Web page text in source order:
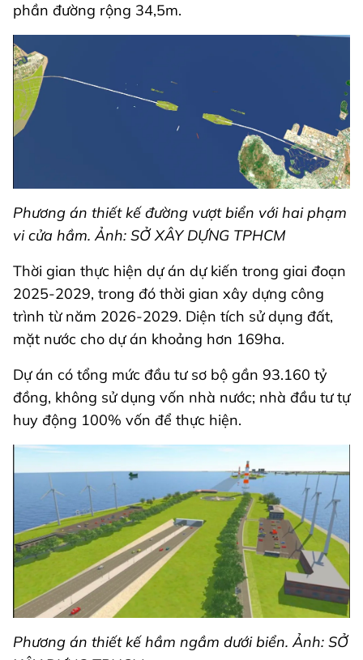
phần đường rộng 34,5m.
Phương án thiết kế đường vượt biển với hai phạm
vi cửa hầm. Ảnh: SỞ XÂY DỰNG TPHCM
Thời gian thực hiện dự án dự kiến trong giai đoạn
2025-2029, trong đó thời gian xây dựng công
trình từ năm 2026-2029. Diện tích sử dụng đất,
mặt nước cho dự án khoảng hơn 169ha.
Dự án có tổng mức đầu tư sơ bộ gần 93.160 tỷ
đồng, không sử dụng vốn nhà nước; nhà đầu tư tự
huy động 100% vốn để thực hiện.
Phương án thiết kế hầm ngầm dưới biển. Ảnh: SỞ